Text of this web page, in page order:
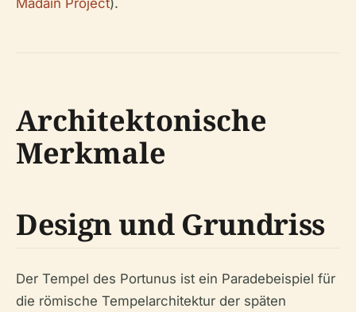
Architektonische
Merkmale
Design und Grundriss
Der Tempel des Portunus ist ein Paradebeispiel für
die römische Tempelarchitektur der späten